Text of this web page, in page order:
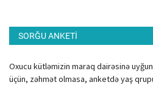
SORĞU ANKETI
Oxucu kütləmizin maraq dairəsinə
üçün, zəhmət olmasa, anketdə yaş